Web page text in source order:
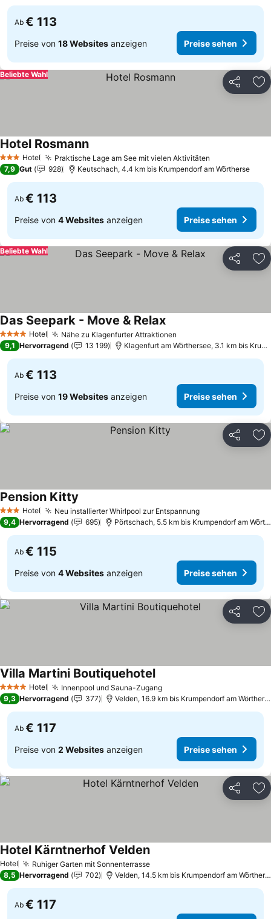
Ab € 113
Preise von 18 Websites anzeigen Preise sehen
Teilen
Beliebte Wahl
3 SterneHotel Praktische Lage am See mit vielen Aktivitäten
Hotel Rosmann
7,9 Gut 928 Keutschach, 4.4 km bis Krumpendorf am Wörtherse
Ab € 113
Preise von 4 Websites anzeigen Preise sehen
Teilen
Beliebte Wahl
4 Sterne Hotel Nähe zu Klagenfurter Attraktionen
Das Seepark - Move & Relax
9,1 Hervorragend 13 199 Klagenfurt am Wörthersee, 3.1 km bis Krumpendorf am Wörtherse
Ab € 113
Preise von 19 Websites anzeigen Preise sehen
Teilen
3 SterneHotel Neu installierter Whirlpool zur Entspannung
Pension Kitty
9,4 Hervorragend 695 Pörtschach, 5.5 km bis Krumpendorf am Wörtherse
Ab € 115
Preise von 4 Websites anzeigen Preise sehen
Teilen
4 Sterne Hotel Innenpool und Sauna-Zugang
Villa Martini Boutiquehotel
9,3 Hervorragend 377 Velden, 16.9 km bis Krumpendorf am Wörtherse
Ab € 117
Preise von 2 Websites anzeigen Preise sehen
Teilen
Hotel Ruhiger Garten mit Sonnenterrasse
Hotel Kärntnerhof Velden
8,5 Hervorragend 702 Velden, 14.5 km bis Krumpendorf am Wörtherse
Ab € 117